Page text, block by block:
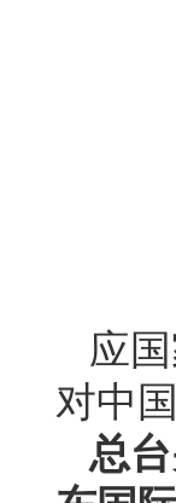
应
对中
总